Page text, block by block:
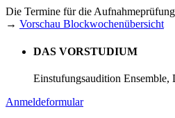
Die Termine für die
→ Vorschau Blockwochenübersicht
DAS VORSTUDIUM
Einstufungsaudition Ensemble,
Anmeldeformular